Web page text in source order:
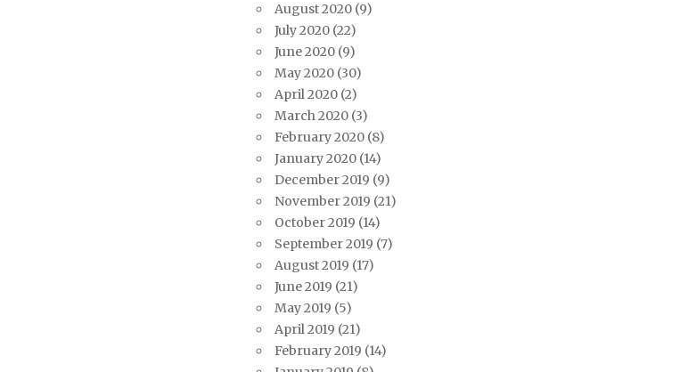
August 2020(9)
July 2020(22)
June 2020(9)
May 2020(30)
April 2020(2)
March 2020(3)
February 2020(8)
January 2020(14)
December 2019 (9)
November 2019 (21)
October 2019 (14)
September 2019 (7)
August 2019 (17)
June 2019 (21)
May 2019 (5)
April 2019 (21)
February 2019 (14)